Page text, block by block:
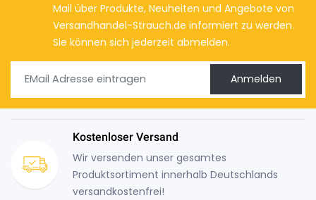
Mail über Produkte, Neuheiten und Angebote von
Versandhandel-Strauch.de informiert zu werden.
Sie können sich jederzeit abmelden.
Anmelden
Kostenloser Versand
Wir versenden unser gesamtes
Produktsortiment innerhalb Deutschlands
versandkostenfrei!